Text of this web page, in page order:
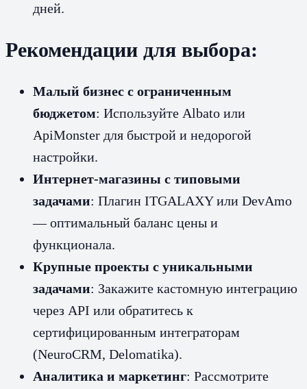
дней.
Рекомендации для выбора:
Малый бизнес с ограниченным
бюджетом: Используйте Albato или
ApiMonster для быстрой и недорогой
настройки.
Интернет-магазины с типовыми
задачами: Плагин ITGALAXY или DevAmo
— оптимальный баланс цены и
функционала.
Крупные проекты с уникальными
задачами: Закажите кастомную интеграцию
через API или обратитесь к
сертифицированным интеграторам
(NeuroCRM, Delomatika).
Аналитика и маркетинг: Рассмотрите